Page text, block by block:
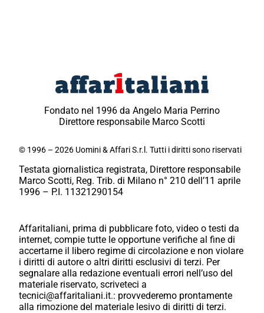
Fondato nel 1996 da Angelo Maria Perrino
Direttore responsabile Marco Scotti
© 1996 – 2026 Uomini & Affari S.r.l. Tutti i diritti sono riservati
Testata giornalistica registrata, Direttore responsabile
Marco Scotti, Reg. Trib. di Milano n° 210 dell’11 aprile
1996 – P.I. 11321290154
Affaritaliani, prima di pubblicare foto, video o testi da
internet, compie tutte le opportune verifiche al fine di
accertarne il libero regime di circolazione e non violare
i diritti di autore o altri diritti esclusivi di terzi. Per
segnalare alla redazione eventuali errori nell’uso del
materiale riservato, scriveteci a
tecnici@affaritaliani.it.: provvederemo prontamente
alla rimozione del materiale lesivo di diritti di terzi.